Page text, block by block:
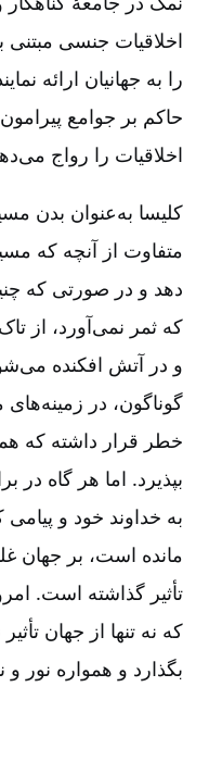
اخلاقیات جنسی
را به جهانیان ارائه
حاکم بر جوامع
اخلاقیات را رواج
کلیسا به‌عنوان بدن
متفاوت از آنچه که
دهد و در صورتی که
که ثمر نمی‌آورد، از
و در آتش افکنده
گوناگون‌، در
خطر قرار داشته که
بپذیرد. اما هر گاه
به خداوند خود و
مانده است‌، بر جهان
تأثیر گذاشته است‌.
که نه تنها از جهان
بگذارد و همواره نور